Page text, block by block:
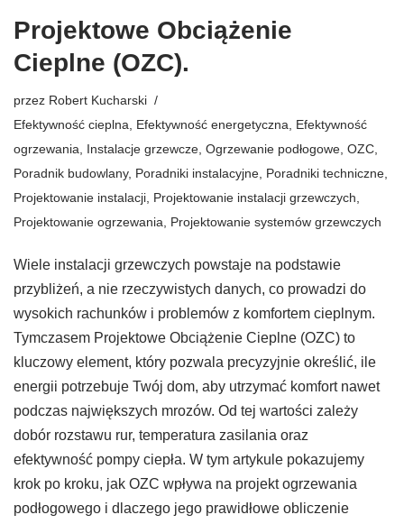
Projektowe Obciążenie
Cieplne (OZC).
przez Robert Kucharski
Efektywność cieplna, Efektywność energetyczna, Efektywność
ogrzewania, Instalacje grzewcze, Ogrzewanie podłogowe, OZC,
Poradnik budowlany, Poradniki instalacyjne, Poradniki techniczne,
Projektowanie instalacji, Projektowanie instalacji grzewczych,
Projektowanie ogrzewania, Projektowanie systemów grzewczych
Wiele instalacji grzewczych powstaje na podstawie
przybliżeń, a nie rzeczywistych danych, co prowadzi do
wysokich rachunków i problemów z komfortem cieplnym.
Tymczasem Projektowe Obciążenie Cieplne (OZC) to
kluczowy element, który pozwala precyzyjnie określić, ile
energii potrzebuje Twój dom, aby utrzymać komfort nawet
podczas największych mrozów. Od tej wartości zależy
dobór rozstawu rur, temperatura zasilania oraz
efektywność pompy ciepła. W tym artykule pokazujemy
krok po kroku, jak OZC wpływa na projekt ogrzewania
podłogowego i dlaczego jego prawidłowe obliczenie